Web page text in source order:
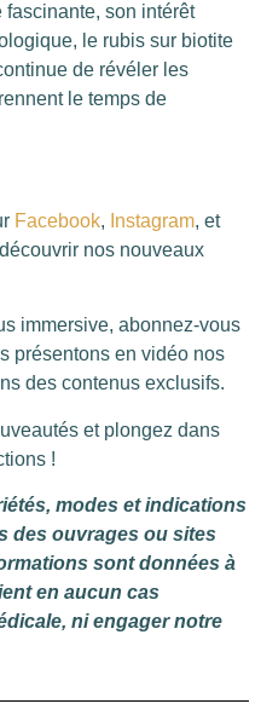
son intérêt
le rubis sur biotite
de révéler les
le temps de
Facebook, Instagram, et
nos nouveaux
immersive, abonnez-vous
présentons en vidéo nos
des contenus exclusifs.
et plongez dans
!
modes et indications
des ouvrages ou sites
sont données à
en aucun cas
ni engager notre